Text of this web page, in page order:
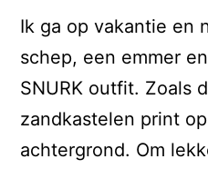
Ik ga op vakantie en
schep, een emmer
SNURK outfit. Zoals
zandkastelen print
achtergrond. Om